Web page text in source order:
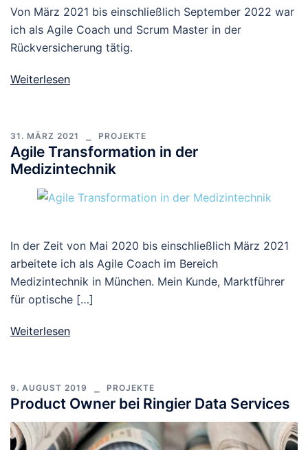
Von März 2021 bis einschließlich September 2022 war
ich als Agile Coach und Scrum Master in der
Rückversicherung tätig.
Weiterlesen
31. MÄRZ 2021 PROJEKTE
Agile Transformation in der
Medizintechnik
In der Zeit von Mai 2020 bis einschließlich März 2021
arbeitete ich als Agile Coach im Bereich
Medizintechnik in München. Mein Kunde, Marktführer
für optische […]
Weiterlesen
9. AUGUST 2019 PROJEKTE
Product Owner bei Ringier Data Services